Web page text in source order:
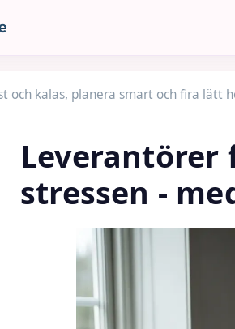
och kalas, planera smart och fira lätt
Leverantörer
stressen -